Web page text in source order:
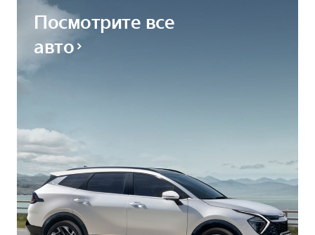
Посмотрите все
авто